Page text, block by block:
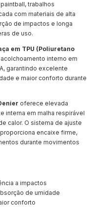
trabalhos
com materiais de alta
de impactos e longa
de uso.
em TPU (Poliuretano
interno em
garantindo excelente
e maior conforto durante
oferece elevada
interna em malha respirável
calor. O sistema de ajuste
encaixe firme,
durante movimentos
a impactos
de umidade
conforto